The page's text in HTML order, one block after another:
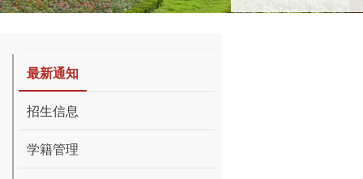
最新通知
招生信息
学籍管理